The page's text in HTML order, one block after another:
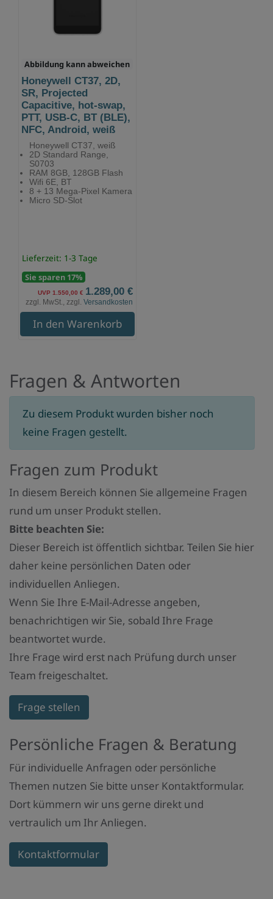
Abbildung kann abweichen
Honeywell CT37, 2D,
SR, Projected
Capacitive, hot-swap,
PTT, USB-C, BT (BLE),
NFC, Android, weiß
Honeywell CT37, weiß
2D Standard Range,
S0703
RAM 8GB, 128GB Flash
Wifi 6E, BT
8 + 13 Mega-Pixel Kamera
Micro SD-Slot
Lieferzeit: 1-3 Tage
Sie sparen 17%
UVP 1.550,00 € 1.289,00 €
zzgl. MwSt., zzgl. Versandkosten
In den Warenkorb
Fragen & Antworten
Zu diesem Produkt wurden bisher noch
keine Fragen gestellt.
Fragen zum Produkt
In diesem Bereich können Sie allgemeine Fragen
rund um unser Produkt stellen.
Bitte beachten Sie:
Dieser Bereich ist öffentlich sichtbar. Teilen Sie hier
daher keine persönlichen Daten oder
individuellen Anliegen.
Wenn Sie Ihre E-Mail-Adresse angeben,
benachrichtigen wir Sie, sobald Ihre Frage
beantwortet wurde.
Ihre Frage wird erst nach Prüfung durch unser
Team freigeschaltet.
Frage stellen
Persönliche Fragen & Beratung
Für individuelle Anfragen oder persönliche
Themen nutzen Sie bitte unser Kontaktformular.
Dort kümmern wir uns gerne direkt und
vertraulich um Ihr Anliegen.
Kontaktformular